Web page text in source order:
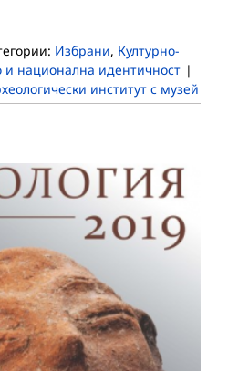
Избрани, Културно-
и национална идентичност |
институт с музей